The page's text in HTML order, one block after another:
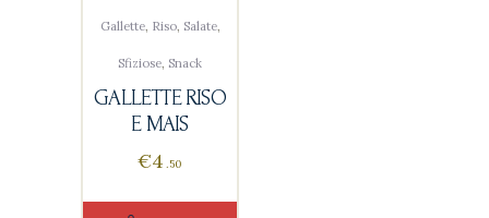
Gallette, Riso, Salate,
Sfiziose, Snack
GALLETTE RISO
E MAIS
€4 50